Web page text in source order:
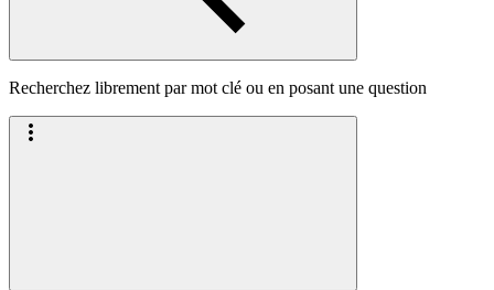
Recherchez librement par mot clé ou en posant une question